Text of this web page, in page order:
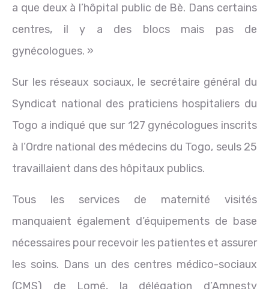
a que deux à l’hôpital public de Bè. Dans certains
centres, il y a des blocs mais pas de
gynécologues. »
Sur les réseaux sociaux, le secrétaire général du
Syndicat national des praticiens hospitaliers du
Togo a indiqué que sur 127 gynécologues inscrits
à l’Ordre national des médecins du Togo, seuls 25
travaillaient dans des hôpitaux publics.
Tous les services de maternité visités
manquaient également d’équipements de base
nécessaires pour recevoir les patientes et assurer
les soins. Dans un des centres médico-sociaux
(CMS) de Lomé, la délégation d’Amnesty